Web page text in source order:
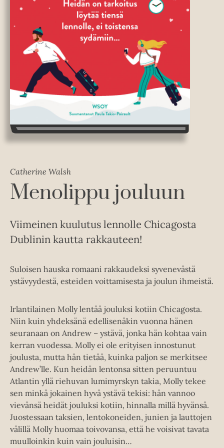
Catherine Walsh
Menolippu jouluun
Viimeinen kuulutus lennolle Chicagosta
Dublinin kautta rakkauteen!
Suloisen hauska romaani rakkaudeksi syvenevästä
ystävyydestä, esteiden voittamisesta ja joulun ihmeistä.
Irlantilainen Molly lentää jouluksi kotiin Chicagosta.
Niin kuin yhdeksänä edellisenäkin vuonna hänen
seuranaan on Andrew – ystävä, jonka hän kohtaa vain
kerran vuodessa. Molly ei ole erityisen innostunut
joulusta, mutta hän tietää, kuinka paljon se merkitsee
Andrew’lle. Kun heidän lentonsa sitten peruuntuu
Atlantin yllä riehuvan lumimyrskyn takia, Molly tekee
sen minkä jokainen hyvä ystävä tekisi: hän vannoo
vievänsä heidät jouluksi kotiin, hinnalla millä hyvänsä.
Juostessaan taksien, lentokoneiden, junien ja lauttojen
välillä Molly huomaa toivovansa, että he voisivat tavata
muulloinkin kuin vain jouluisin…